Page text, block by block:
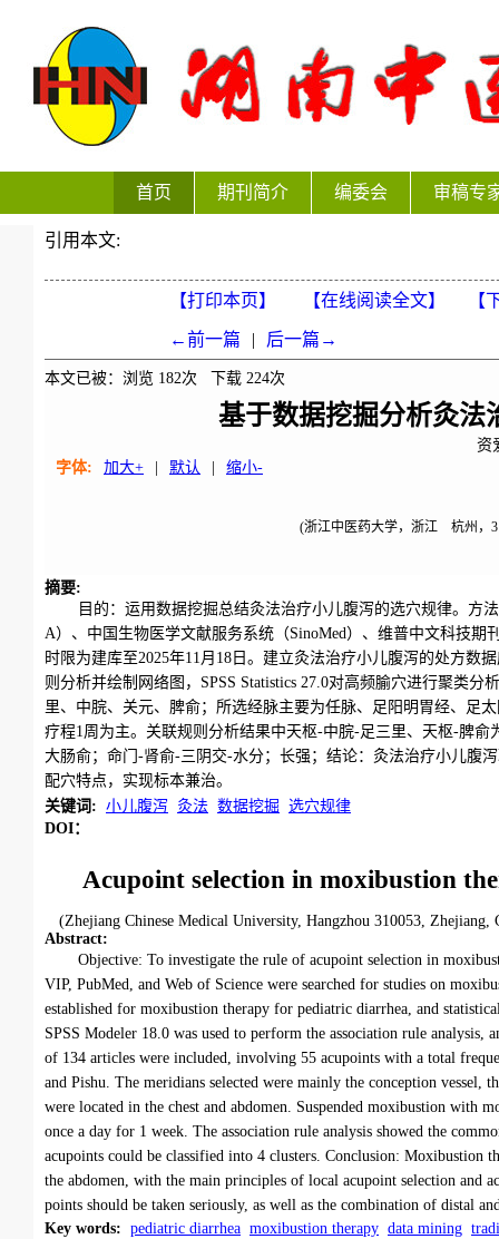
首页 期刊简介 编委会 审稿专
引用本文:
【打印本页】 【在线阅读全文】 【
←前一篇 | 后一篇→
本文已被：浏览 182次 下载 224次
基于数据挖掘分析灸法
资
字体:
加大+ 默认 缩小-
(浙江中医药大学，浙江 杭州，
摘要:
目的：运用数据挖掘总结灸法治疗小儿腹泻的选穴规律。方
A）、中国生物医学文献服务系统（SinoMed）、维普中文科技期
时限为建库至2025年11月18日。建立灸法治疗小儿腹泻的处方数
则分析并绘制网络图，SPSS Statistics 27.0对高频腧穴进行聚类
里、中脘、关元、脾俞；所选经脉主要为任脉、足阳明胃经、足
疗程1周为主。关联规则分析结果中天枢-中脘-足三里、天枢-脾
大肠俞；命门-肾俞-三阴交-水分；长强；结论：灸法治疗小儿腹
配穴特点，实现标本兼治。
关键词 : 小儿腹泻 灸法 数据挖掘 选穴规律
DOI：
Acupoint selection in moxibustion
(Zhejiang Chinese Medical University, Hangzhou 310053,
Abstract:
Objective: To investigate the rule of acupoint selection in
VIP, PubMed, and Web of Science were searched for studies on
established for moxibustion therapy for pediatric diarrhea, and
SPSS Modeler 18.0 was used to perform the association rule
of 134 articles were included, involving 55 acupoints with a total
and Pishu. The meridians selected were mainly the conception
were located in the chest and abdomen. Suspended moxibustion with
once a day for 1 week. The association rule analysis showed the
acupoints could be classified into 4 clusters. Conclusion: Moxibustion
the abdomen, with the main principles of local acupoint selection and
points should be taken seriously, as well as the combination of distal
Key words: pediatric diarrhea moxibustion therapy data mining